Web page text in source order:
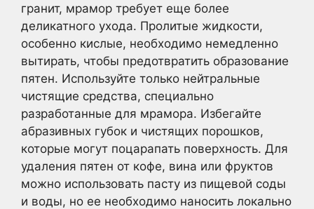
гранит, мрамор требует еще более
деликатного ухода. Пролитые жидкости,
особенно кислые, необходимо немедленно
вытирать, чтобы предотвратить образование
пятен. Используйте только нейтральные
чистящие средства, специально
разработанные для мрамора. Избегайте
абразивных губок и чистящих порошков,
которые могут поцарапать поверхность. Для
удаления пятен от кофе, вина или фруктов
можно использовать пасту из пищевой соды
и воды, но ее необходимо наносить локально